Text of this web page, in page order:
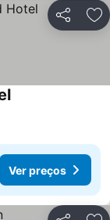
Partilhar
Ver preços